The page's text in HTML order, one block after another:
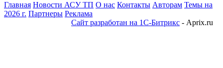
Главная Новости АСУ ТП О нас Контакты Авторам Темы на
2026 г. Партнеры Реклама
Сайт разработан на 1С-Битрикс - Aprix.ru